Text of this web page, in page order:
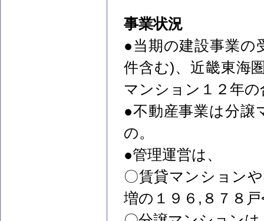
事業状況
●当期の建設事業の
件含む)、近畿東海
マンション１２年
●不動産事業は分譲
の。
●管理運営は、
〇賃貸マンション
増の１９６ , ８７８戸